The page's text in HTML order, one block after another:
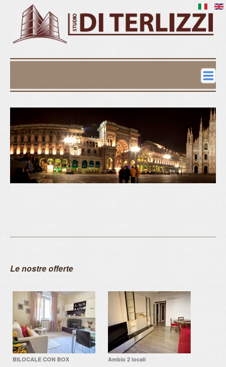
Home
Immobili
Immobili in vendita
Immobili in affitto
Amministrazione Stabili
Le nostre offerte
BILOCALE CON BOX Ambio 2 locali